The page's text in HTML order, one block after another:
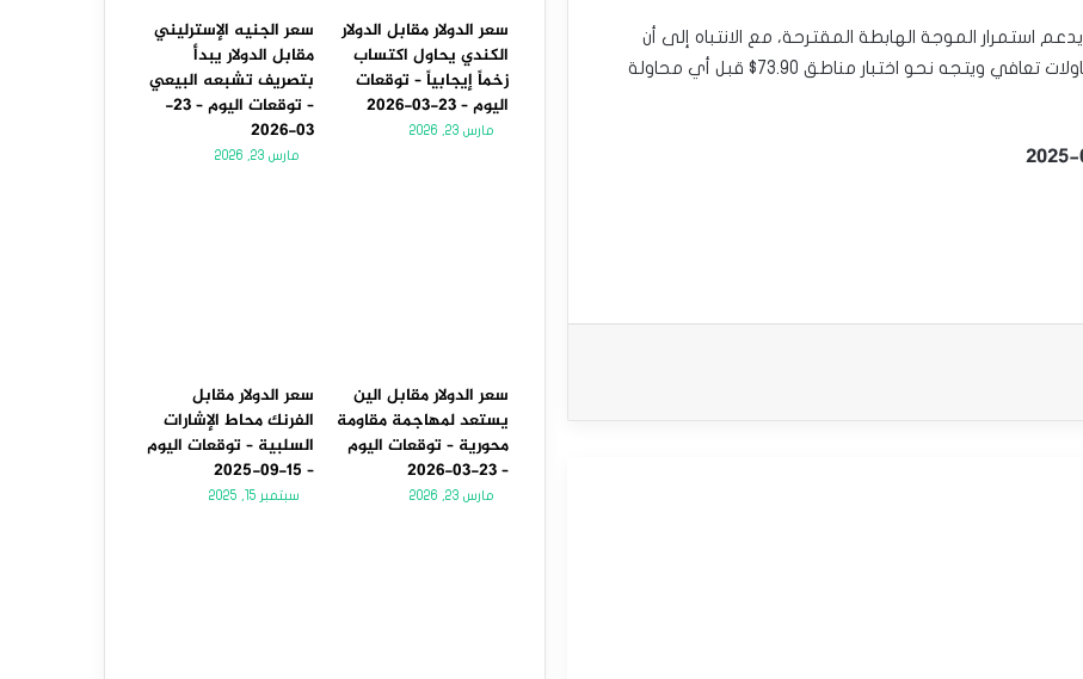
الضغط اسلبي الذي يشكّله المتوسط المتحرك 50 يدعم استمرار الموجة الهابطة المقترحة، مع الانتباه إلى أن
اختراق 72.30$ والثبات فوقه سيدفع السعر لبدء محاولات تعافي ويتجه نحو اختبار مناطق 73.90$ قبل أي محاولة
سعر الدولار مقابل الدولار
الكندي يحاول اكتساب
زخماً إيجابياً – توقعات
اليوم – 23-03-2026
مارس 23, 2026
سعر الجنيه الإسترليني
مقابل الدولار يبدأ
بتصريف تشبعه البيعي
– توقعات اليوم – 23-
03-2026
مارس 23, 2026
سعر الدولار مقابل الين
يستعد لمهاجمة مقاومة
محورية – توقعات اليوم
– 23-03-2026
مارس 23, 2026
سعر الدولار مقابل
الفرنك محاط الإشارات
السلبية – توقعات اليوم
– 15-09-2025
سبتمبر 15, 2025